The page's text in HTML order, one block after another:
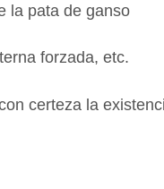
la pata de ganso
forzada, etc.
certeza la